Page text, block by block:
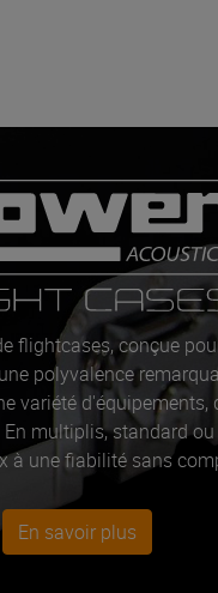
flightcases, conçue
polyvalence
variété
multiplis, standard
à une fiabilité sans
En savoir plus